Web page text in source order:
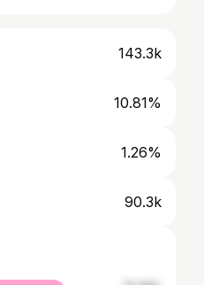
143.3k
10.81%
1.26%
90.3k